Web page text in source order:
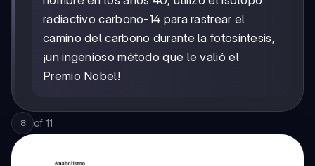
radiactivo carbono-14 para rastrear el
camino del carbono durante la fotosíntesis,
¡un ingenioso método que le valió el
Premio Nobel!
8 of 11